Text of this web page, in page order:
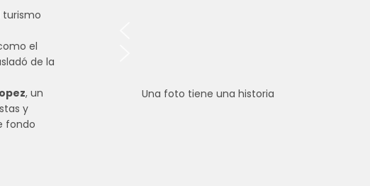
turismo
el
de la
, un
y
fondo
Una foto tiene una historia